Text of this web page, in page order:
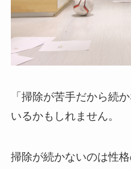
「掃除が苦手だから続
いるかもしれません。
掃除が続かないのは性